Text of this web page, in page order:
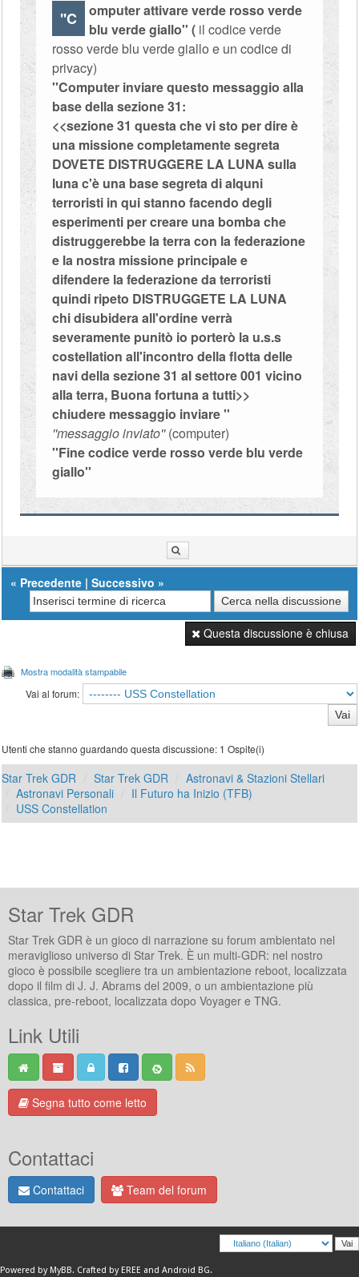
''C
omputer attivare verde rosso verde
blu verde giallo'' ( il codice verde
rosso verde blu verde giallo e un codice di
privacy)
''Computer inviare questo messaggio alla
base della sezione 31:
<<sezione 31 questa che vi sto per dire è
una missione completamente segreta
DOVETE DISTRUGGERE LA LUNA sulla
luna c'è una base segreta di alquni
terroristi in qui stanno facendo degli
esperimenti per creare una bomba che
distruggerebbe la terra con la federazione
e la nostra missione principale e
difendere la federazione da terroristi
quindi ripeto DISTRUGGETE LA LUNA
chi disubidera all'ordine verrà
severamente punitò io porterò la u.s.s
costellation all'incontro della flotta delle
navi della sezione 31 al settore 001 vicino
alla terra, Buona fortuna a tutti>>
chiudere messaggio inviare ''
''messaggio inviato''(computer)
''Fine codice verde rosso verde blu verde
giallo''
« Precedente |Successivo »
Questa discussione è chiusa
Mostra modalità stampabile
Vai al forum:
Utenti che stanno guardando questa discussione: 1 Ospite(i)
Star Trek GDR Star Trek GDR
Astronavi & Stazioni Stellari
Astronavi Personali
Il Futuro ha Inizio (TFB)
USS Constellation
Star Trek GDR
Star Trek GDR è un gioco di narrazione su forum ambientato nel
meraviglioso universo di Star Trek. È un multi-GDR: nel nostro
gioco è possibile scegliere tra un ambientazione reboot, localizzata
dopo il film di J. J. Abrams del 2009, o un ambientazione più
classica, pre-reboot, localizzata dopo Voyager e TNG.
Link Utili
Segna tutto come letto
Contattaci
Contattaci Team del forum
Powered by MyBB. Crafted by EREE and Android BG.